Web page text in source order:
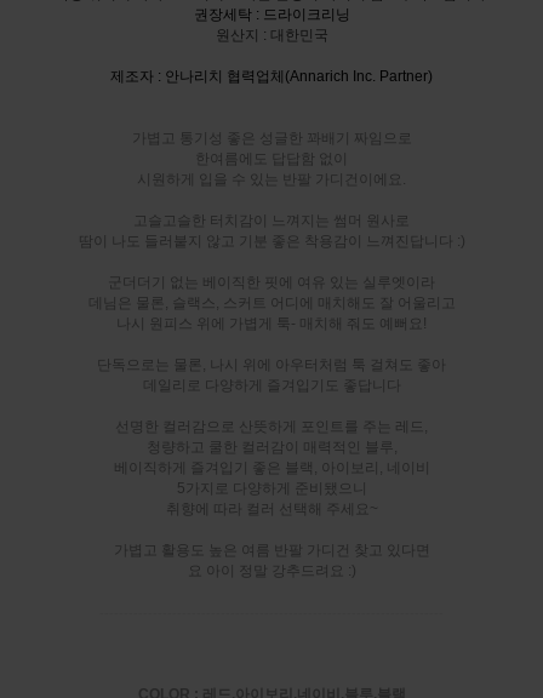
권장세탁 : 드라이크리닝
원산지 : 대한민국
제조자 : 안나리치 협력업체(Annarich Inc. Partner)
가볍고 통기성 좋은 성글한 꽈배기 짜임으로
한여름에도 답답함 없이
시원하게 입을 수 있는 반팔 가디건이에요.
고슬고슬한 터치감이 느껴지는 썸머 원사로
땀이 나도 들러붙지 않고 기분 좋은 착용감이 느껴진답니다 :)
군더더기 없는 베이직한 핏에 여유 있는 실루엣이라
데님은 물론, 슬랙스, 스커트 어디에 매치해도 잘 어울리고
나시 원피스 위에 가볍게 툭- 매치해 줘도 예뻐요!
단독으로는 물론, 나시 위에 아우터처럼 툭 걸쳐도 좋아
데일리로 다양하게 즐겨입기도 좋답니다
선명한 컬러감으로 산뜻하게 포인트를 주는 레드,
청량하고 쿨한 컬러감이 매력적인 블루,
베이직하게 즐겨입기 좋은 블랙, 아이보리, 네이비
5가지로 다양하게 준비됐으니
취향에 따라 컬러 선택해 주세요~
가볍고 활용도 높은 여름 반팔 가디건 찾고 있다면
요 아이 정말 강추드려요 :)